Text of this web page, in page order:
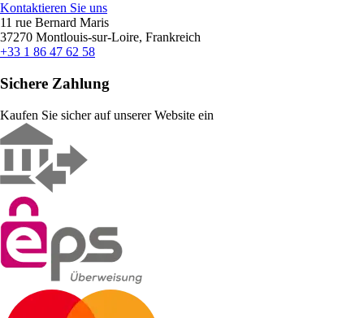
Kontaktieren Sie uns
11 rue Bernard Maris
37270 Montlouis-sur-Loire, Frankreich
+33 1 86 47 62 58
Sichere Zahlung
Kaufen Sie sicher auf unserer Website ein